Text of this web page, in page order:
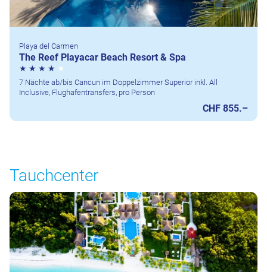
Playa del Carmen
The Reef Playacar Beach Resort & Spa
7 Nächte ab/bis Cancun im Doppelzimmer Superior inkl. All
Inclusive, Flughafentransfers, pro Person
CHF 855.–
Tauchcenter